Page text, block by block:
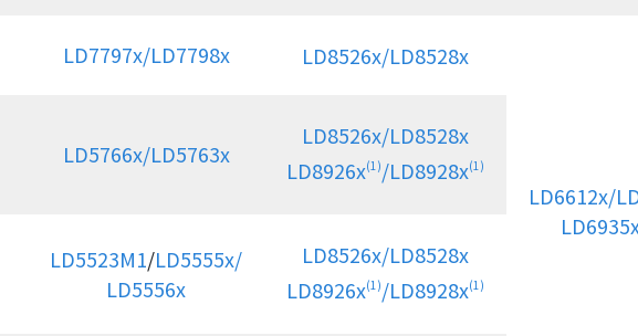
LD7797x/LD7798x LD8526x/LD8528x
LD6612x/
LD5766x/LD5763x
LD8526x/LD8528x
LD8926x(1)/LD8928x(1)
LD5523M1/LD5555x/
LD5556x
LD8526x/LD8528x
LD8926x(1)/LD8928x(1)